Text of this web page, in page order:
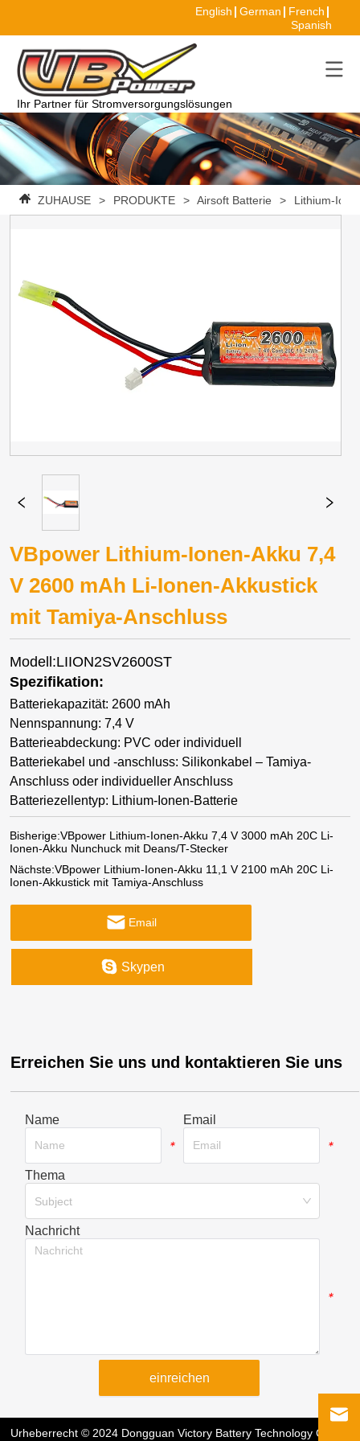
English German
French
Spanish
Ihr Partner für Stromversorgungslösungen
ZUHAUSE > PRODUKTE > Airsoft Batterie > Lithium-
VBpower Lithium-Ionen-Akku 7,4
V 2600 mAh Li-Ionen-Akkustick
mit Tamiya-Anschluss
Modell:LIION2SV2600ST
Spezifikation:
Batteriekapazität: 2600 mAh
Nennspannung: 7,4 V
Batterieabdeckung: PVC oder individuell
Batteriekabel und -anschluss: Silikonkabel – Tamiya-
Anschluss oder individueller Anschluss
Batteriezellentyp: Lithium-Ionen-Batterie
Bisherige:VBpower Lithium-Ionen-Akku 7,4 V 3000 mAh 20C Li-
Ionen-Akku Nunchuck mit Deans/T-Stecker
Nächste:VBpower Lithium-Ionen-Akku 11,1 V 2100 mAh 20C Li-
Ionen-Akkustick mit Tamiya-Anschluss
Email
Skypen
Erreichen Sie uns und kontaktieren Sie uns
Name
*
Email
*
Thema
Subject
Nachricht
*
einreichen
Urheberrecht © 2024 Dongguan Victory Battery Technology Co.,